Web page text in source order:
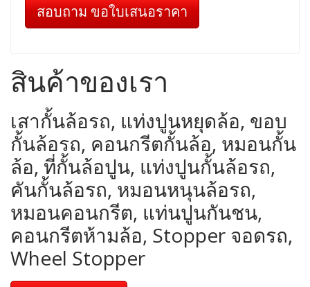
สอบถาม ขอใบเสนอราคา
สินค้าของเรา
เสากั้นล้อรถ, แท่งปูนหยุดล้อ, ขอบ
กั้นล้อรถ, คอนกรีตกั้นล้อ, หมอนกั้น
ล้อ, ที่กั้นล้อปูน, แท่งปูนกั้นล้อรถ,
คันกั้นล้อรถ, หมอนหนุนล้อรถ,
หมอนคอนกรีต, แท่นปูนกันชน,
คอนกรีตห้ามล้อ, Stopper จอดรถ,
Wheel Stopper